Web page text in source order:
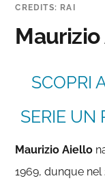
CREDITS: RAI
SCOPRI
SERIE UN
Maurizio Aiello
1969, dunque nel